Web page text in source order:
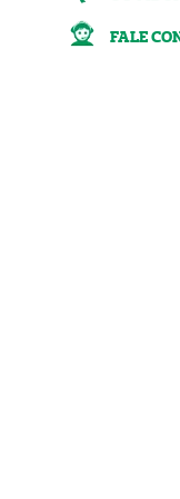
FALE